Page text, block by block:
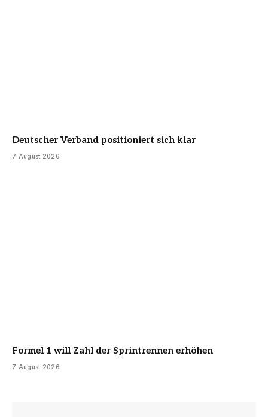
Deutscher Verband positioniert sich klar
7 August 2026
Formel 1 will Zahl der Sprintrennen erhöhen
7 August 2026